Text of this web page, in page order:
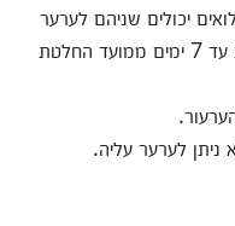
יכולים שניהם לערער
על החלטת הוועדה. הערעור יוגש בכתב עד 7 ימים ממועד החלטת
ניתן לערער עליה.